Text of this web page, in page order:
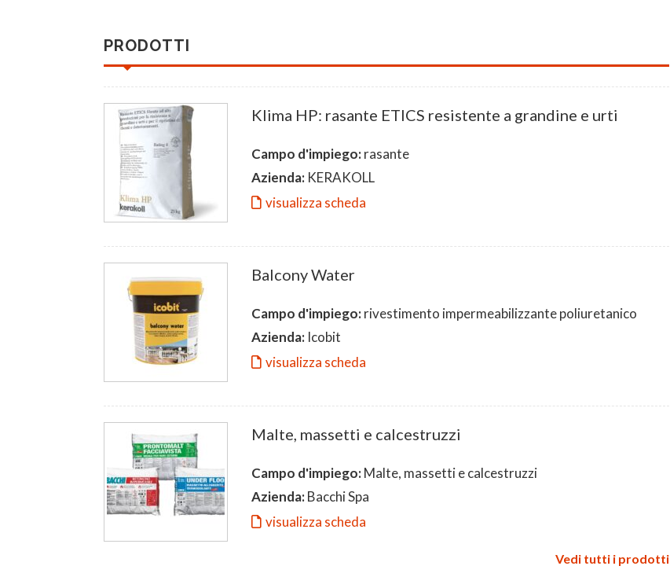
PRODOTTI
Klima HP: rasante ETICS resistente a grandine e urti
Campo d'impiego:rasante
Azienda:KERAKOLL
visualizza scheda
Balcony Water
Campo d'impiego:rivestimento impermeabilizzante poliuretanico
Azienda:Icobit
visualizza scheda
Malte, massetti e calcestruzzi
Campo d'impiego:Malte, massetti e calcestruzzi
Azienda:Bacchi Spa
visualizza scheda
Vedi tutti i prodotti